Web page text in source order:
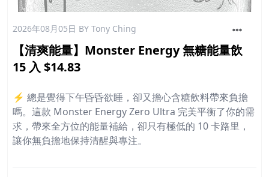
2026年08月05日 BY Tony Ching
【清爽能量】Monster Energy 無糖能量飲
15 入 $14.83
⚡️ 總是覺得下午昏昏欲睡，卻又擔心含糖飲料帶來負擔
嗎。這款 Monster Energy Zero Ultra 完美平衡了你的需
求，帶來全方位的能量補給，卻只有極低的 10 卡路里，
讓你無負擔地保持清醒與專注。